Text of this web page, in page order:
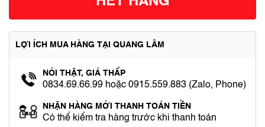
LỢI ÍCH MUA HÀNG TẠI QUANG LÂM
NÓI THẬT, GIÁ THẤP
0834.69.66.99 hoặc 0915.559.883 (Zalo, Phone)
NHẬN HÀNG MỚI THANH TOÁN TIỀN
Có thể kiểm tra hàng trước khi thanh toán